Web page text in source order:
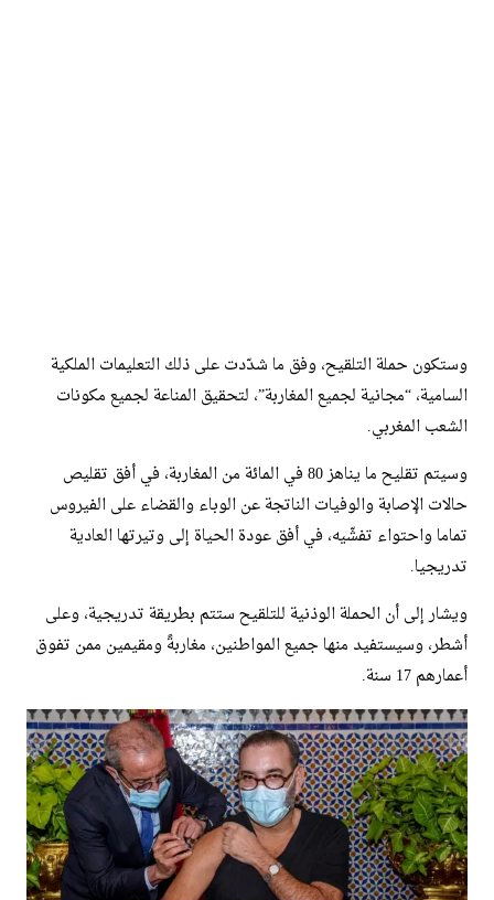
وستكون حملة التلقيح، وفق ما شدّدت على ذلك التعليمات الملكية
السامية، “مجانية لجميع المغاربة”، لتحقيق المناعة لجميع مكونات
الشعب المغربي.
وسيتم تقليح ما يناهز 80 في المائة من المغاربة، في أفق تقليص
حالات الإصابة والوفيات الناتجة عن الوباء والقضاء على الفيروس
تماما واحتواء تفشّيه، في أفق عودة الحياة إلى وتيرتها العادية
تدريجيا.
ويشار إلى أن الحملة الوذنية للتلقيح ستتم بطريقة تدريجية، وعلى
أشطر، وسيستفيد منها جميع المواطنين، مغاربةً ومقيمين ممن تفوق
أعمارهم 17 سنة.